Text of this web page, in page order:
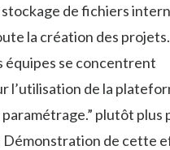
de fichiers
la création des
équipes se concentrent
l’utilisation de la
plutôt plus
Démonstration de cette